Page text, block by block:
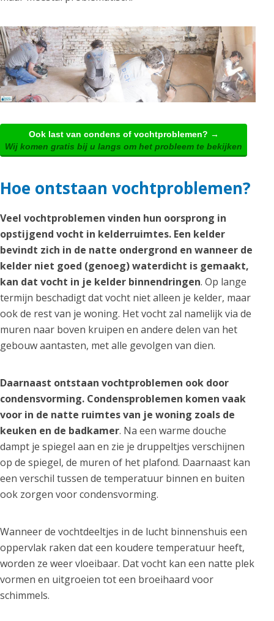
Ook last van condens of vochtproblemen? →
Wij komen gratis bij u langs om het probleem te bekijken
Hoe ontstaan vochtproblemen?
Veel vochtproblemen vinden hun oorsprong in
opstijgend vocht in kelderruimtes. Een kelder
bevindt zich in de natte ondergrond en wanneer de
kelder niet goed (genoeg) waterdicht is gemaakt,
kan dat vocht in je kelder binnendringen. Op lange
termijn beschadigt dat vocht niet alleen je kelder, maar
ook de rest van je woning. Het vocht zal namelijk via de
muren naar boven kruipen en andere delen van het
gebouw aantasten, met alle gevolgen van dien.
Daarnaast ontstaan vochtproblemen ook door
condensvorming. Condensproblemen komen vaak
voor in de natte ruimtes van je woning zoals de
keuken en de badkamer. Na een warme douche
dampt je spiegel aan en zie je druppeltjes verschijnen
op de spiegel, de muren of het plafond. Daarnaast kan
een verschil tussen de temperatuur binnen en buiten
ook zorgen voor condensvorming.
Wanneer de vochtdeeltjes in de lucht binnenshuis een
oppervlak raken dat een koudere temperatuur heeft,
worden ze weer vloeibaar. Dat vocht kan een natte plek
vormen en uitgroeien tot een broeihaard voor
schimmels.